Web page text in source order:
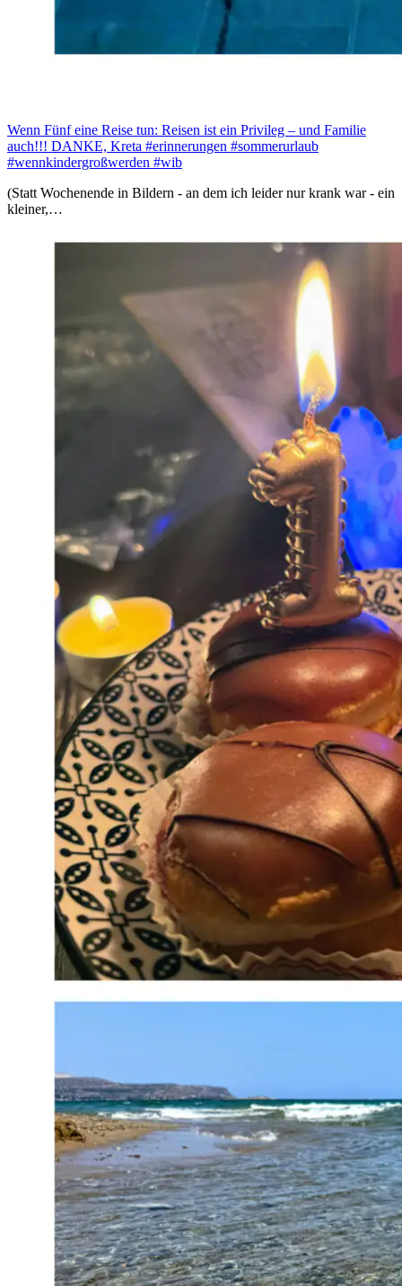
Wenn Fünf eine Reise tun: Reisen ist ein Privileg – und Familie
auch!!! DANKE, Kreta #erinnerungen #sommerurlaub
#wennkindergroßwerden #wib
(Statt Wochenende in Bildern - an dem ich leider nur krank war - ein
kleiner,…